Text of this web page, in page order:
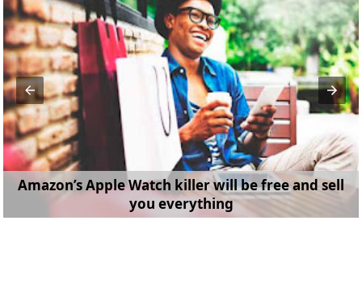
Amazon’s Apple Watch killer will be free and sell
you everything